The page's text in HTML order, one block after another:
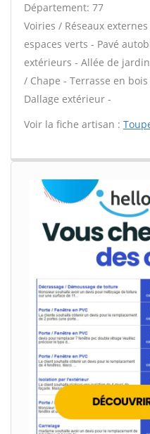
Département: 77
Voiries / Réseaux
espaces verts - Pavé
extérieurs - Allée de
/ Chape - Terrasse en
Dallage extérieur -
Voir la fiche artisan :